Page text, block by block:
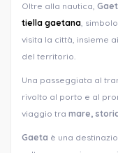
Oltre alla nautica,
tiella gaetana,
visita la città, insieme
del territorio.
Una passeggiata al
rivolto al porto e al
viaggio tra mare,
Gaeta è una